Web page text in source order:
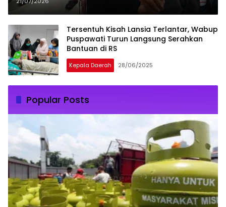
Tersentuh Kisah Lansia Terlantar, Wabup
Puspawati Turun Langsung Serahkan
Bantuan di RS
Kepala Daerah 28/06/2025
Popular Posts